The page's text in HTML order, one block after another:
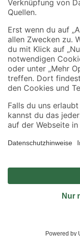
Sicher einkaufen
Jetzt die toom-App
Alle Preisangaben in EUR inkl.
Umständen nicht in allen
Produkte nur solange der Vorrat
*Paketversand ab 59 €
Nutzungsbedingungen
© 2026 toom Baumarkt